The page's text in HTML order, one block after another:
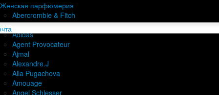
Женская парфюмерия
Abercrombie & Fitch
Acqua di Parma
Adidas
Agent Provocateur
Ajmal
Alexandre.J
Alla Pugachova
Amouage
Angel Schlesser